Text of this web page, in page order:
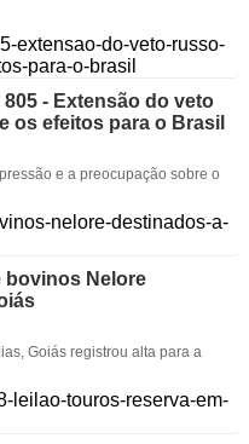
- Extensão do veto
os efeitos para o Brasil
e a preocupação sobre o
bovinos Nelore
Goiás registrou alta para a